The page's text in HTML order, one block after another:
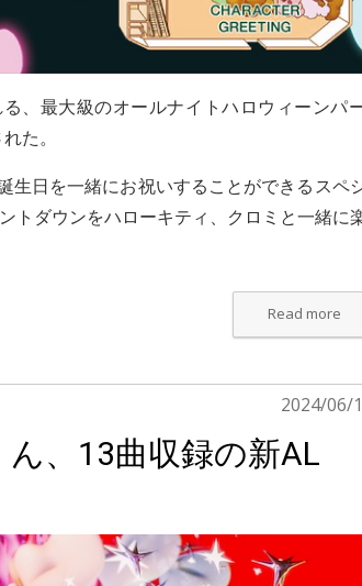
、最大級のオールナイトハロウィーンパ
た。
生日を一緒にお祝いすることができるスペ
トダウンをハローキティ、クロミと一緒に
Read more
2024/06/
ん、13曲収録の新AL